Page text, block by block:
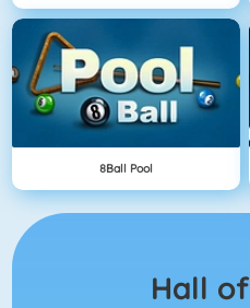
8Ball Pool
Hall of